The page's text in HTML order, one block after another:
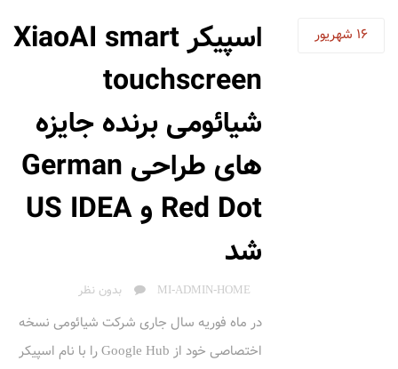
16 شهریور
اسپیکر XiaoAI smart
touchscreen
شیائومی برنده جایزه
های طراحی German
Red Dot و US IDEA
شد
AUTHOR
MI-ADMIN-HOME بدون نظر
در ماه فوریه سال جاری شرکت شیائومی نسخه
اختصاصی خود از Google Hub را با نام اسپیکر